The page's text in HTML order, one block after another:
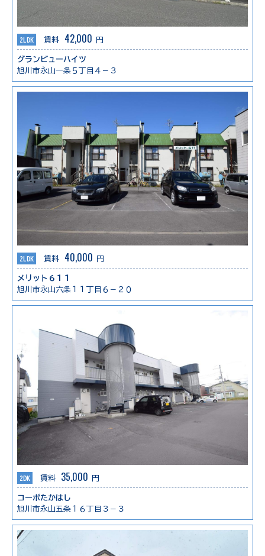
2LDK 賃料 42,000 円
グランビューハイツ
旭川市永山一条５丁目４－３
2LDK 賃料 40,000 円
メリット６１１
旭川市永山六条１１丁目６－２０
2DK 賃料 35,000 円
コーポたかはし
旭川市永山五条１６丁目３－３